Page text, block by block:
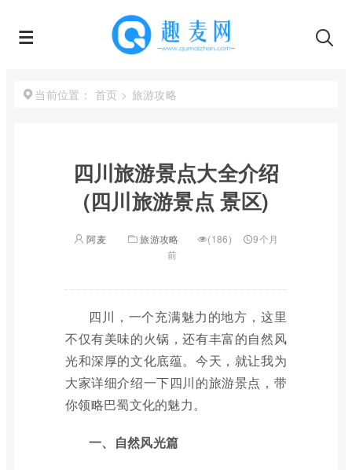
当前位置： 首页 > 旅游攻略
四川旅游景点大全介绍
(四川旅游景点 景区)
阿麦 旅游攻略 (186)
9个月
前
四川，一个充满魅力的地方，这里
不仅有美味的火锅，还有丰富的自然风
光和深厚的文化底蕴。今天，就让我为
大家详细介绍一下四川的旅游景点，带
你领略巴蜀文化的魅力。
一、自然风光篇